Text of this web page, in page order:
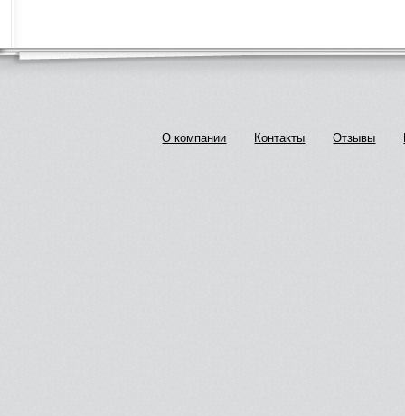
О компании Контакты Отзывы